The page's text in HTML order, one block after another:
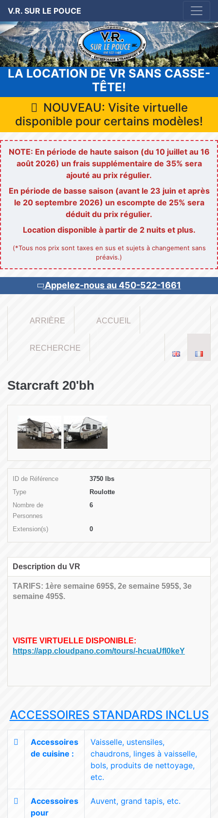
V.R. SUR LE POUCE
LA LOCATION DE VR SANS CASSE-
TÊTE!
NOUVEAU: Visite virtuelle
disponible pour certains modèles!
NOTE: En période de haute saison (du 10 juillet au 16
août 2026) un frais supplémentaire de 35% sera
ajouté au prix régulier.
En période de basse saison (avant le 23 juin et après
le 20 septembre 2026) un escompte de 25% sera
déduit du prix régulier.
Location disponible à partir de 2 nuits et plus.
(*Tous nos prix sont taxes en sus et sujets à changement sans
préavis.)
Appelez-nous au 450-522-1661
ARRIÈRE ACCUEIL
RECHERCHE
Starcraft 20'bh
ID de Référence
3750 lbs
Type
Roulotte
Nombre de
Personnes
6
Extension(s) 0
Description du VR
TARIFS: 1ère semaine 695$, 2e semaine 595$, 3e
semaine 495$.
VISITE VIRTUELLE DISPONIBLE:
https://app.cloudpano.com/tours/-hcuaUfI0keY
ACCESSOIRES STANDARDS INCLUS
Accessoires
de cuisine :
Vaisselle, ustensiles,
chaudrons, linges à vaisselle,
bols, produits de nettoyage,
etc.
Accessoires
pour
Auvent, grand tapis, etc.